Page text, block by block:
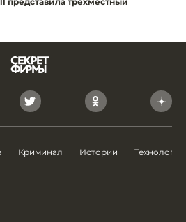
Криминал Истории Технологии